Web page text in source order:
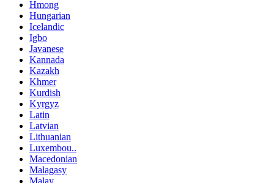
Hmong
Hungarian
Icelandic
Igbo
Javanese
Kannada
Kazakh
Khmer
Kurdish
Kyrgyz
Latin
Latvian
Lithuanian
Luxembou..
Macedonian
Malagasy